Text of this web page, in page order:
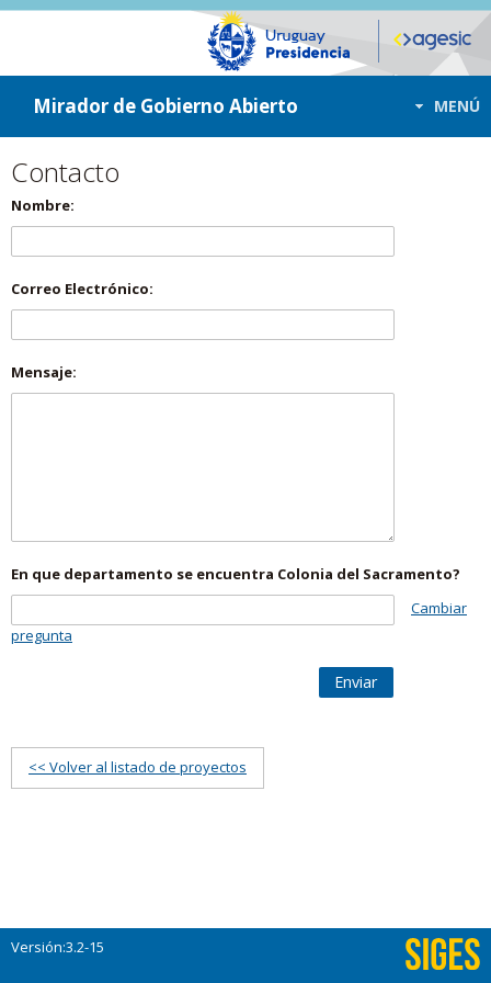
ir a contenido
ir al menú
Mirador de Gobierno Abierto MENÚ
Contacto
Nombre:
Correo Electrónico:
Mensaje:
En que departamento se encuentra Colonia del Sacramento?
Cambiar
pregunta
Enviar
<< Volver al listado de proyectos
Versión:3.2-15